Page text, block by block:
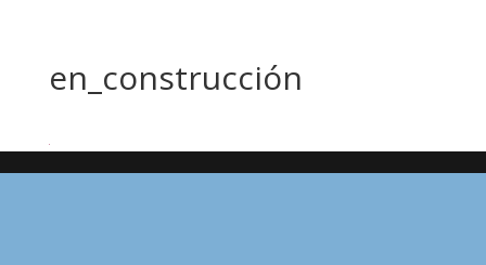
en_construcción